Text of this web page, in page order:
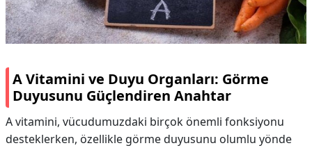
A Vitamini ve Duyu Organları: Görme
Duyusunu Güçlendiren Anahtar
A vitamini, vücudumuzdaki birçok önemli fonksiyonu
desteklerken, özellikle görme duyusunu olumlu yönde